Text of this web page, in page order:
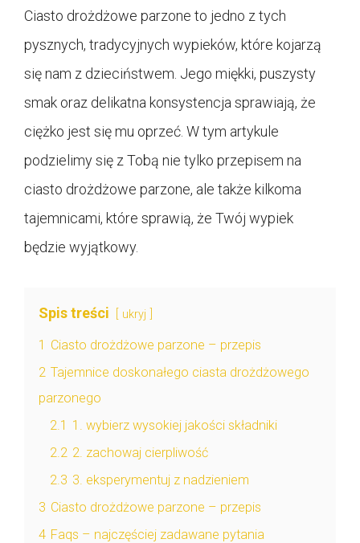
Ciasto drożdżowe parzone to jedno z tych
pysznych, tradycyjnych wypieków, które kojarzą
się nam z dzieciństwem. Jego miękki, puszysty
smak oraz delikatna konsystencja sprawiają, że
ciężko jest się mu oprzeć. W tym artykule
podzielimy się z Tobą nie tylko przepisem na
ciasto drożdżowe parzone, ale także kilkoma
tajemnicami, które sprawią, że Twój wypiek
będzie wyjątkowy.
Spis treści ukryj
1 Ciasto drożdżowe parzone – przepis
2 Tajemnice doskonałego ciasta drożdżowego
parzonego
2.1 1. wybierz wysokiej jakości składniki
2.2 2. zachowaj cierpliwość
2.3 3. eksperymentuj z nadzieniem
3 Ciasto drożdżowe parzone – przepis
4 Faqs – najczęściej zadawane pytania